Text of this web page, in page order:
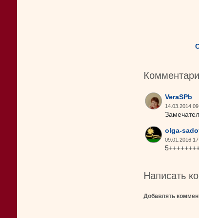
VeraSPb
14.03.2014
olga-
09.01.2016
Написать
Добавлять